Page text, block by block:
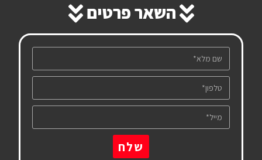
השאר פרטים
שלח